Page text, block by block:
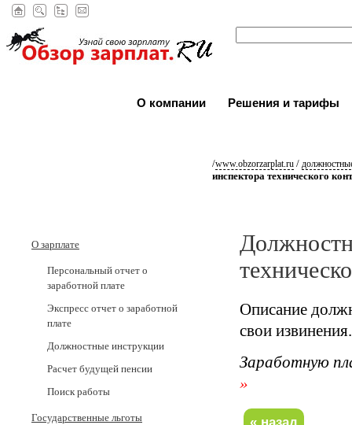
О компании Решения и тарифы
/www.obzorzarplat.ru /
инспектора технического
О зарплате
Персональный отчет о
заработной плате
Экспресс отчет о заработной
плате
Должностные инструкции
Расчет будущей пенсии
Поиск работы
Государственные льготы
Описание
свои извинения.
Заработную
»